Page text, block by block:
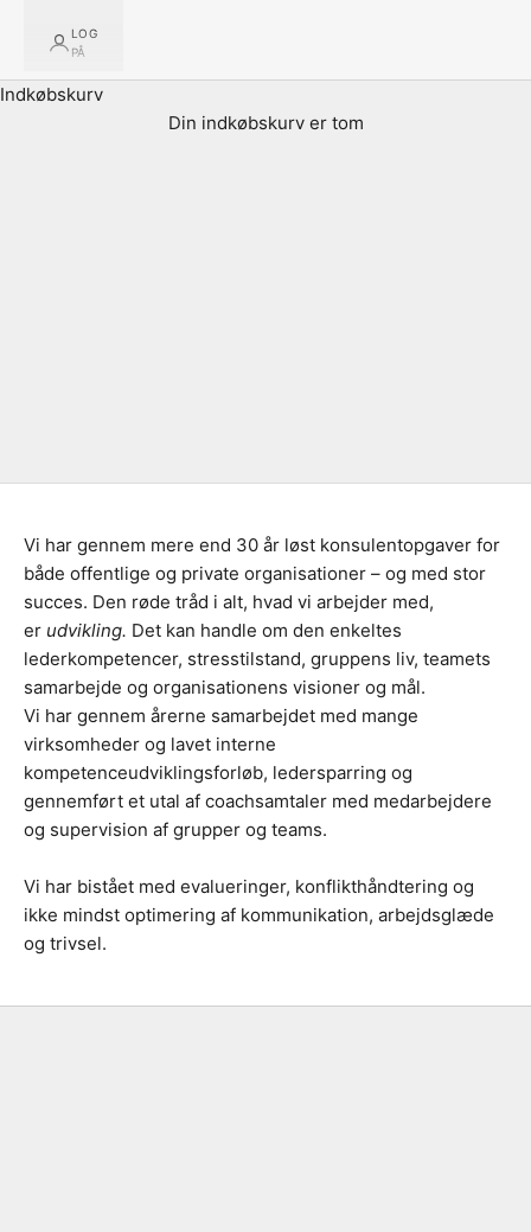
LOG
PÅ
Indkøbskurv
Din indkøbskurv er tom
Vores kompetencer spænder bredt fra individuelle
ydelser til strategiske og organisatoriske ydelser. Axepts
Vi har gennem mere end 30 år løst konsulentopgaver for
både offentlige og private organisationer – og med stor
succes. Den røde tråd i alt, hvad vi arbejder med,
er udvikling. Det kan handle om den enkeltes
lederkompetencer, stresstilstand, gruppens liv, teamets
samarbejde og organisationens visioner og mål.
Vi har gennem årerne samarbejdet med mange
virksomheder og lavet interne
kompetenceudviklingsforløb, ledersparring og
gennemført et utal af coachsamtaler med medarbejdere
og supervision af grupper og teams.
Vi har bistået med evalueringer, konflikthåndtering og
ikke mindst optimering af kommunikation, arbejdsglæde
og trivsel.